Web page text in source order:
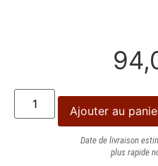
Ajouter au
Date de livraison
plus rapide